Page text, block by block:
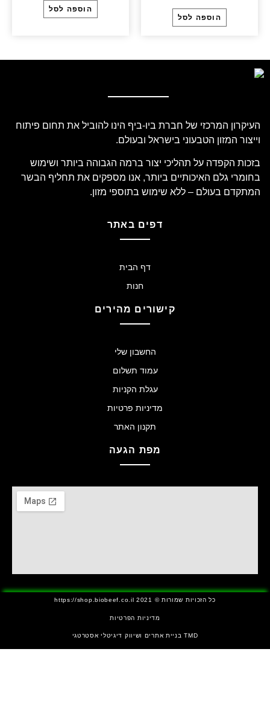
הוספה לסל
הוספה לסל
העיקרון המרכזי של חברת ביו-ביף הינו להוביל את תחום פיתוח
וייצור המזון הטבעוני בישראל ובעולם.
בזכות הקפדה על תהליכי יצור ברמה הגבוהה ביותר ושימוש
בחומרי גלם האיכותיים ביותר, אנו מספקים את תחליף הבשר
המתקדם בעולם – ללא שימוש בתוספי מזון.
דפים באתר
דף הבית
חנות
קישורים מהירים
החשבון שלי
עמוד תשלום
עגלת הקניות
מדיניות פרטיות
תקנון האתר
מפת הגעה
כל הזכויות שמורות © https://shop.biobeef.co.il 2021
מדיניות הפרטיות
TMD בניית אתרים ושיווק דיגיטלי אסטרטגי